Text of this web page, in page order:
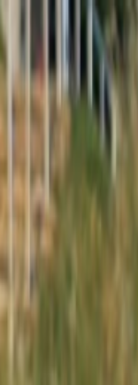
Sobota, 8. augusta